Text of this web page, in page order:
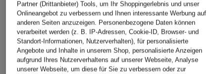
Partner (Drittanbieter) Tools, um Ihr Shoppingerlebnis und unser
Onlineangebot zu verbessern und Ihnen interessante Werbung auf
anderen Seiten anzuzeigen. Personenbezogene Daten können
verarbeitet werden (z. B. IP-Adressen, Cookie-ID, Browser- und
Standort-Informationen, Nutzerverhalten), für personalisierte
Angebote und Inhalte in unserem Shop, personalisierte Anzeigen
aufgrund Ihres Nutzerverhaltens auf unserer Webseite, Analyse
unserer Webseite, um diese für Sie zu verbessern oder zur